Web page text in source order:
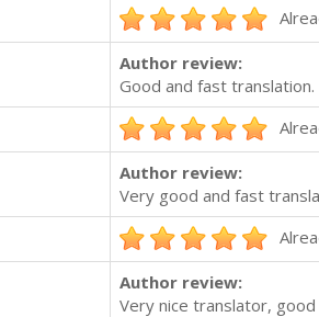
Author review:
Good and fast translation.
Author review:
Very good and fast
Author review:
Very nice translator,